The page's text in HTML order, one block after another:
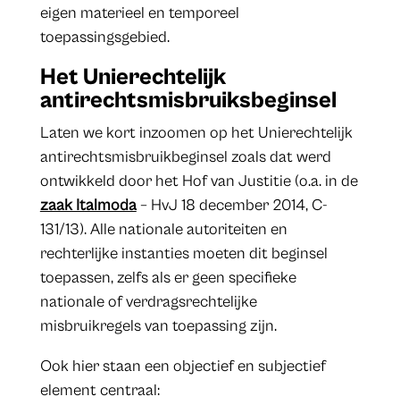
eigen materieel en temporeel
toepassingsgebied.
Het Unierechtelijk
antirechtsmisbruiksbeginsel
Laten we kort inzoomen op het Unierechtelijk
antirechtsmisbruikbeginsel zoals dat werd
ontwikkeld door het Hof van Justitie (o.a. in de
zaak Italmoda– HvJ 18 december 2014, C-
131/13). Alle nationale autoriteiten en
rechterlijke instanties moeten dit beginsel
toepassen, zelfs als er geen specifieke
nationale of verdragsrechtelijke
misbruikregels van toepassing zijn.
Ook hier staan een objectief en subjectief
element centraal: